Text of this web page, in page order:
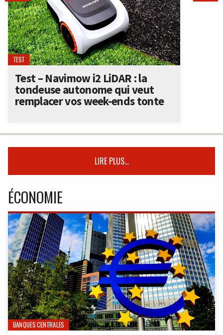
TEST
Test – Navimow i2 LiDAR : la
tondeuse autonome qui veut
remplacer vos week-ends tonte
LIRE PLUS...
ÉCONOMIE
BANQUES CENTRALES